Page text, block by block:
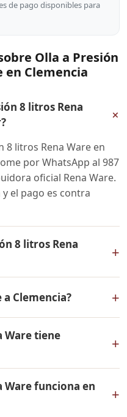
de pago disponibles para
Olla a Presión
en Clemencia
8 litros Rena
+
8 litros Rena Ware en
por WhatsApp al 987
oficial Rena Ware.
el pago es contra
8 litros Rena
+
por WhatsApp
disponibles
el 10% de inicial.
a Clemencia? +
Colombia. El pago es
Ware tiene
+
Todos los
en acero
Ware funciona en
+